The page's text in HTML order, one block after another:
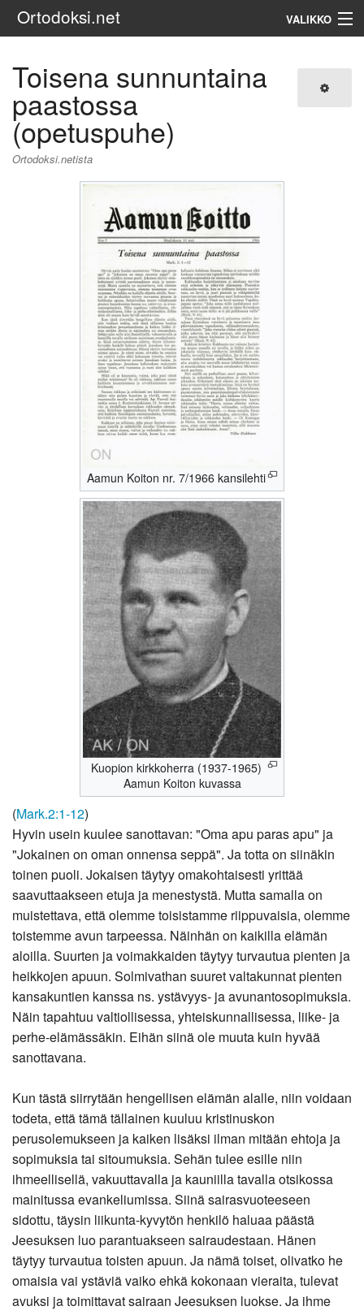
Ortodoksi.net VALIKKO
Toisena sunnuntaina
paastossa
(opetuspuhe)
Ortodoksi.netista
Aamun Koiton nr. 7/1966 kansilehti
Kuopion kirkkoherra (1937-1965)
Aamun Koiton kuvassa
(Mark.2:1-12)
Hyvin usein kuulee sanottavan: "Oma apu paras apu" ja
"Jokainen on oman onnensa seppä". Ja totta on siinäkin
toinen puoli. Jokaisen täytyy omakohtaisesti yrittää
saavuttaakseen etuja ja menestystä. Mutta samalla on
muistettava, että olemme toisistamme riippuvaisia, olemme
toistemme avun tarpeessa. Näinhän on kaikilla elämän
aloilla. Suurten ja voimakkaiden täytyy turvautua pienten ja
heikkojen apuun. Solmivathan suuret valtakunnat pienten
kansakuntien kanssa ns. ystävyys- ja avunantosopimuksia.
Näin tapahtuu valtiollisessa, yhteiskunnallisessa, liike- ja
perhe-elämässäkin. Eihän siinä ole muuta kuin hyvää
sanottavana.
Kun tästä siirrytään hengellisen elämän alalle, niin voidaan
todeta, että tämä tällainen kuuluu kristinuskon
perusolemukseen ja kaiken lisäksi ilman mitään ehtoja ja
sopimuksia tai sitoumuksia. Sehän tulee esille niin
ihmeellisellä, vakuuttavalla ja kauniilla tavalla otsikossa
mainitussa evankeliumissa. Siinä sairasvuoteeseen
sidottu, täysin liikunta-kyvytön henkilö haluaa päästä
Jeesuksen luo parantuakseen sairaudestaan. Hänen
täytyy turvautua toisten apuun. Ja nämä toiset, olivatko he
omaisia vai ystäviä vaiko ehkä kokonaan vieraita, tulevat
avuksi ja toimittavat sairaan Jeesuksen luokse. Ja ihme